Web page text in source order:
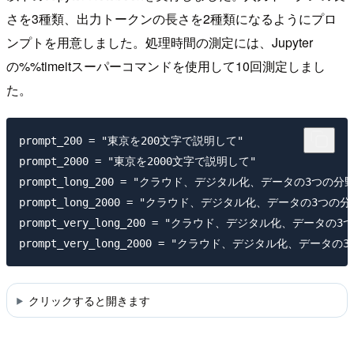
さを3種類、出力トークンの長さを2種類になるようにプロ
ンプトを用意しました。処理時間の測定には、Jupyter
の%%timeitスーパーコマンドを使用して10回測定しまし
た。
prompt_200 = "東京を200文字で説明して"
prompt_2000 = "東京を2000文字で説明して"
prompt_long_200 = "クラウド、デジタル化、データの3つの分
prompt_long_2000 = "クラウド、デジタル化、データの3つの
prompt_very_long_200 = "クラウド、デジタル化、データの3
クリックすると開きます